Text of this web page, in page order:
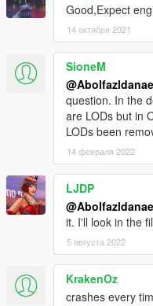
Good,Expect
14 октября 2021
SioneM
question. In the
are LODs but in
LODs been
14 февраля 2022
LJDP
it. I'll look in the
5 августа 2022
KrakenOz
crashes every